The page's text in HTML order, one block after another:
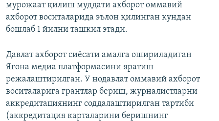
мурожаат қилиш муддати ахборот оммавий
ахборот воситаларида эълон қилинган кундан
бошлаб 1 йилни ташкил этади.
Давлат ахборот сиёсати амалга ошириладиган
Ягона медиа платформасини яратиш
режалаштирилган. У нодавлат оммавий ахборот
воситаларига грантлар бериш, журналистларни
аккредитациянинг соддалаштирилган тартиби
(аккредитация карталарини беришнинг